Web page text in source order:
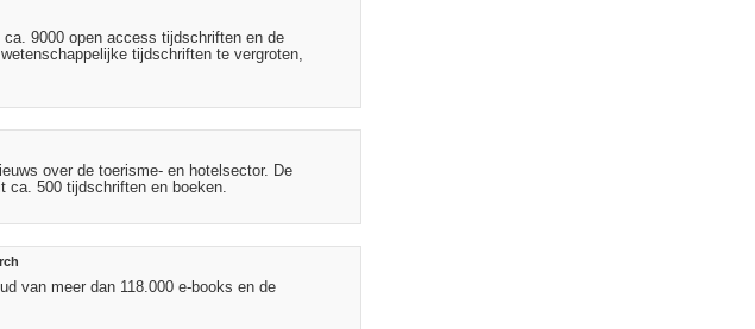
9000 open access tijdschriften en de
tijdschriften te vergroten,
over de toerisme- en hotelsector. De
ca. 500 tijdschriften en boeken.
van meer dan 118.000 e-books en de